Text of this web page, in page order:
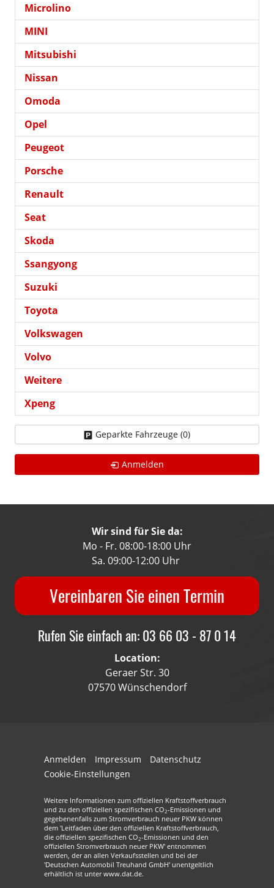
Microlino
MINI
Mitsubishi
Nissan
Omoda
Opel
Peugeot
Porsche
Renault
Seat
Skoda
Ssangyong
Suzuki
Toyota
Volkswagen
Volvo
Weitere
Xpeng
Geparkte Fahrzeuge (0)
Anmelden
Wir sind für Sie da:
Mo - Fr. 08:00-18:00 Uhr
Sa. 09:00-12:00 Uhr
Vereinbaren Sie einen Termin
Rufen Sie einfach an: 03 66 03 - 87 0 14
Location:
Geraer Str. 30
07570 Wünschendorf
Anmelden Impressum
Datenschutz
Cookie-Einstellungen
Weitere Informationen zum offiziellen Kraftstoffverbrauch
und zu den offiziellen spezifischen CO2-Emissionen und
gegebenenfalls zum Stromverbrauch neuer PKW können
dem 'Leitfaden über den offiziellen Kraftstoffverbrauch,
die offiziellen spezifischen CO2-Emissionen und den
offiziellen Stromverbrauch neuer PKW' entnommen
werden, der an allen Verkaufsstellen und bei der
'Deutschen Automobil Treuhand GmbH' unentgeltlich
erhältlich ist unter www.dat.de.